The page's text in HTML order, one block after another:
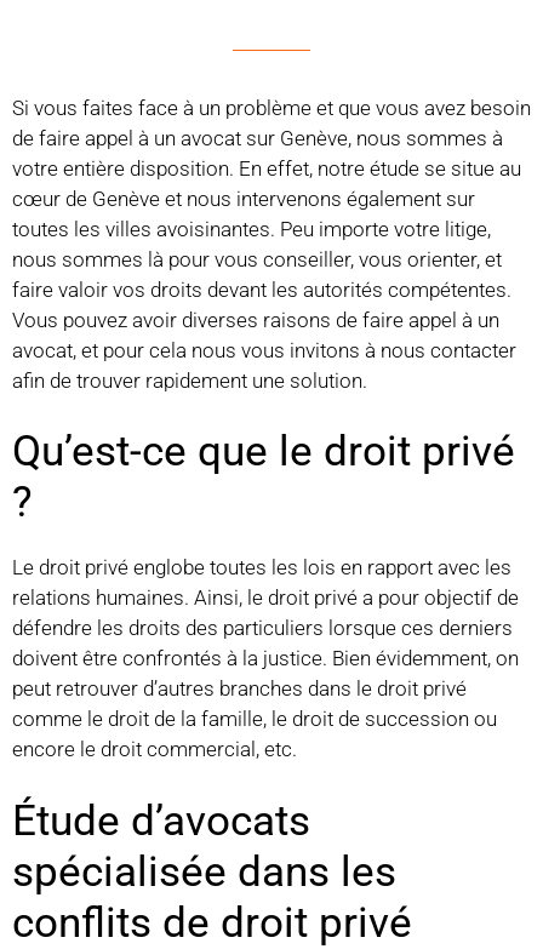
Si vous faites face à un problème et que vous avez besoin
de faire appel à un avocat sur Genève, nous sommes à
votre entière disposition. En effet, notre étude se situe au
cœur de Genève et nous intervenons également sur
toutes les villes avoisinantes. Peu importe votre litige,
nous sommes là pour vous conseiller, vous orienter, et
faire valoir vos droits devant les autorités compétentes.
Vous pouvez avoir diverses raisons de faire appel à un
avocat, et pour cela nous vous invitons à nous contacter
afin de trouver rapidement une solution.
Qu’est-ce que le droit privé
?
Le droit privé englobe toutes les lois en rapport avec les
relations humaines. Ainsi, le droit privé a pour objectif de
défendre les droits des particuliers lorsque ces derniers
doivent être confrontés à la justice. Bien évidemment, on
peut retrouver d’autres branches dans le droit privé
comme le droit de la famille, le droit de succession ou
encore le droit commercial, etc.
Étude d’avocats
spécialisée dans les
conflits de droit privé